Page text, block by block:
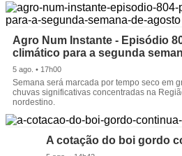
Agro Num Instante - Episódio
climático para a segunda
5 ago. • 17h00
Semana será marcada por tempo seco em
chuvas significativas concentradas na
nordestino.
A cotação do boi gordo